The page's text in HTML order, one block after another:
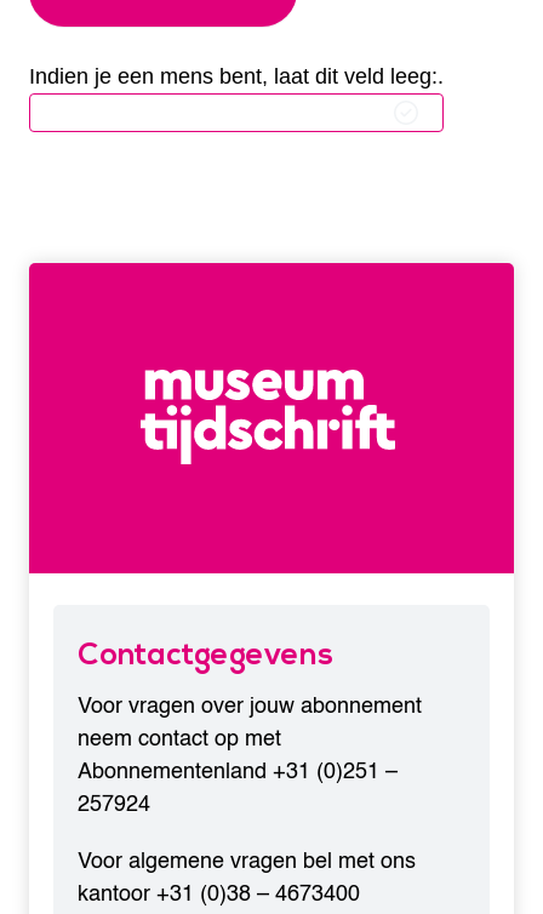
Indien je een mens bent, laat dit veld leeg:.
Contactgegevens
Voor vragen over jouw abonnement
neem contact op met
Abonnementenland +31 (0)251 –
257924
Voor algemene vragen bel met ons
kantoor+31 (0)38 – 4673400